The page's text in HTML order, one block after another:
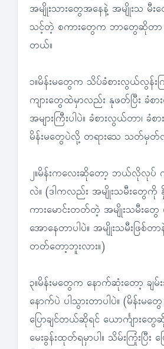
အမျိုးသားတွေအနေနဲ့ အမျိုးသ မီးတွ
သင့်တဲ့ စကားတွေက ဘာတွေဆိုတာ ဖ
တယ်။
၁။မိန်းမတွေက သိပ်ခံစားလွယ်လွန်
ကျားတွေထဲမှာလည်း နုဖတ်ပြီး ခံ
အများကြီးပါပဲ။ ခံစားလွယ်တာ၊
မိန်းမတွေပဲလို့ တရားသေ သတ်မှတ်
၂။မိန်းကလေးဆိုတော့ ဘယ်လိုလုပ် က
လဲ။ (ဒါကလည်း အမျိုးသမီးတွေကို
ကားမောင်းတတ်တဲ့ အမျိုးသမီးတွေ
အောနေတာပါပဲ။ အမျိုးသမီးဖြစ်တာ
တတ်တော့ဘူးလား။)
၃။မိန်းမတွေက နောက်ဆုံးတော့ ခ
နောက်ပဲ ပါသွားတာပါပဲ။ (မိန်း
ပြောချင်တယ်ဆိုရင် ယောင်္ကျားတွေ
မေးခွန်းထုတ်ရမှာပါ။ သိမ်းကြုံးပြီ